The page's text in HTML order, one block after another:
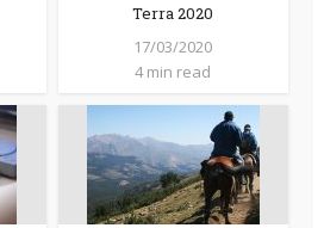
Terra 2020
17/03/2020
4 min read